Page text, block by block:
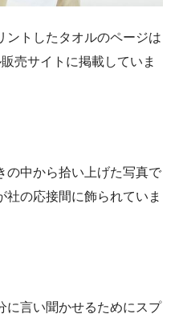
トしたタオルのページは
売サイトに掲載していま
の中から拾い上げた写真で
の応接間に飾られていま
に言い聞かせるためにスプ